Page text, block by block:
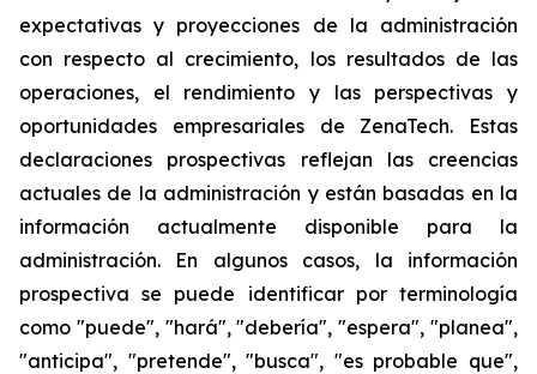
expectativas y proyecciones de la administración
con respecto al crecimiento, los resultados de las
operaciones, el rendimiento y las perspectivas y
oportunidades empresariales de ZenaTech. Estas
declaraciones prospectivas reflejan las creencias
actuales de la administración y están basadas en la
información actualmente disponible para la
administración. En algunos casos, la información
prospectiva se puede identificar por terminología
como "puede", "hará", "debería", "espera", "planea",
"anticipa", "pretende", "busca", "es probable que",